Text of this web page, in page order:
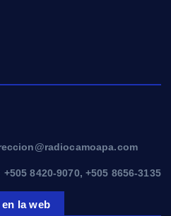
8420-9070, +505 8656-3135
la web